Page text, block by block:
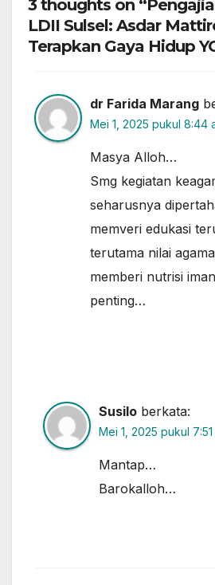
3 thoughts on
LDII Sulsel: Asdar
Terapkan Gaya Hidup
dr Farida Marang
Mei 1, 2025 pukul 8:44
Masya Alloh…
Smg kegiatan
seharusnya
memveri edukasi
terutama nilai
memberi nutrisi
penting…
Susilo berkata:
Mei 1, 2025 pukul 7:51
Mantap…
Barokalloh…